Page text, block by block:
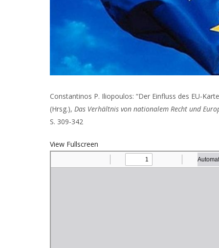
Constantinos P. Iliopoulos: “Der Einfluss des EU-
(Hrsg.), Das Verhältnis von nationalem Recht und
S. 309-342
View Fullscreen